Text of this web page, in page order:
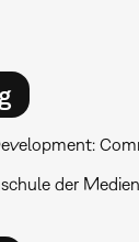
der